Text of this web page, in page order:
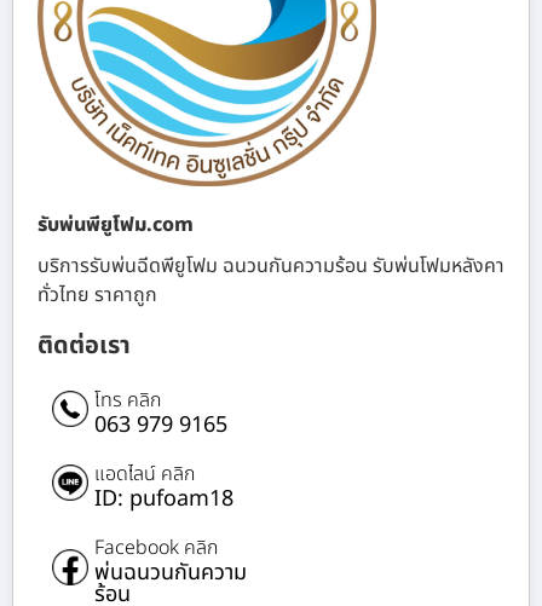
รับพ่นพียูโฟม.com
บริการรับพ่นฉีดพียูโฟม ฉนวนกันความร้อน รับพ่นโฟมหลังคา
ทั่วไทย ราคาถูก
ติดต่อเรา
โทร คลิก
063 979 9165
แอดไลน์ คลิก
ID: pufoam18
Facebook คลิก
พ่นฉนวนกันความ
ร้อน